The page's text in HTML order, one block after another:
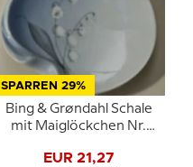
SPARREN 29%
Bing & Grøndahl Schale
mit Maiglöckchen Nr.
EUR 21,27